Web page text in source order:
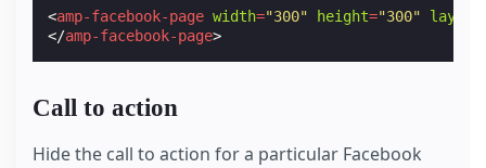
<amp-facebook-page width="300" height="300" layout
</amp-facebook-page>
Call to action
Hide the call to action for a particular Facebook